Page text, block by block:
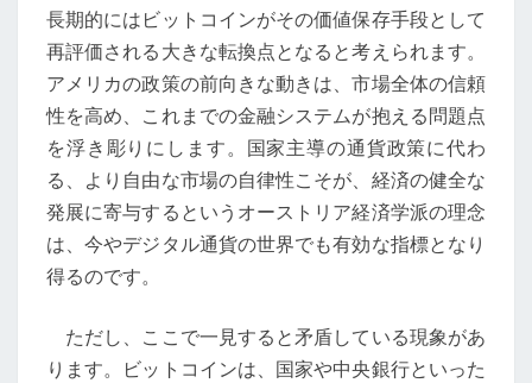
長期的にはビットコインがその価値保存手段として
再評価される大きな転換点となると考えられます。
アメリカの政策の前向きな動きは、市場全体の信頼
性を高め、これまでの金融システムが抱える問題点
を浮き彫りにします。国家主導の通貨政策に代わ
る、より自由な市場の自律性こそが、経済の健全な
発展に寄与するというオーストリア経済学派の理念
は、今やデジタル通貨の世界でも有効な指標となり
得るのです。
ただし、ここで一見すると矛盾している現象があ
ります。ビットコインは、国家や中央銀行といった